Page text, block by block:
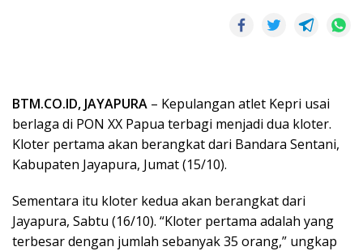
BTM.CO.ID, JAYAPURA – Kepulangan atlet Kepri usai
berlaga di PON XX Papua terbagi menjadi dua kloter.
Kloter pertama akan berangkat dari Bandara Sentani,
Kabupaten Jayapura, Jumat (15/10).
Sementara itu kloter kedua akan berangkat dari
Jayapura, Sabtu (16/10). “Kloter pertama adalah yang
terbesar dengan jumlah sebanyak 35 orang,” ungkap